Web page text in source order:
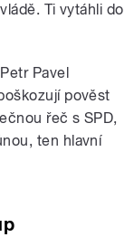
Ti vytáhli do
Pavel
pověst
řeč s SPD,
ten hlavní